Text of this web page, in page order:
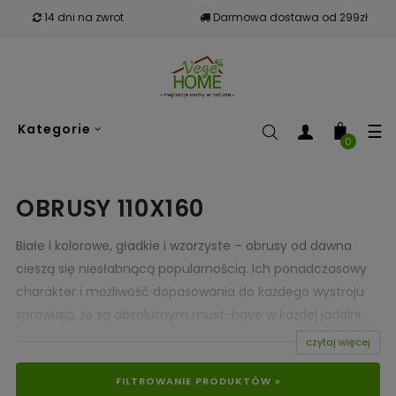
14 dni na zwrot Darmowa dostawa od 299zł
Kategorie ☰
0
OBRUSY 110X160
Białe i kolorowe, gładkie i wzorzyste – obrusy od dawna
cieszą się niesłabnącą popularnością. Ich ponadczasowy
charakter i możliwość dopasowania do każdego wystroju
Jak lepiej podkreślić uroczysty charakter biesiady, niż przez
eleganckie nakrycie? Dodatkowo obrus sprawia, że
oszczędzamy czas i energię na sprzątanie, chroniąc stół
czytaj więcej
FILTROWANIE PRODUKTÓW »